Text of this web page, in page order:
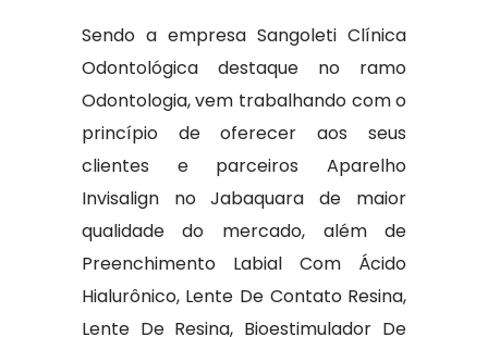
Sendo a empresa Sangoleti Clínica
Odontológica destaque no ramo
Odontologia, vem trabalhando com o
princípio de oferecer aos seus
clientes e parceiros Aparelho
Invisalign no Jabaquara de maior
qualidade do mercado, além de
Preenchimento Labial Com Ácido
Hialurônico, Lente De Contato Resina,
Lente De Resina, Bioestimulador De